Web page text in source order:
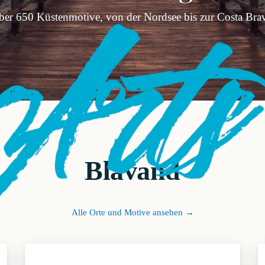
650 Küstenmotive, von der Nordsee bis zur Costa
Blavand
Alle Orte und Motive ansehen →